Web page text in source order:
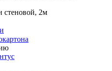
стеновой, 2м